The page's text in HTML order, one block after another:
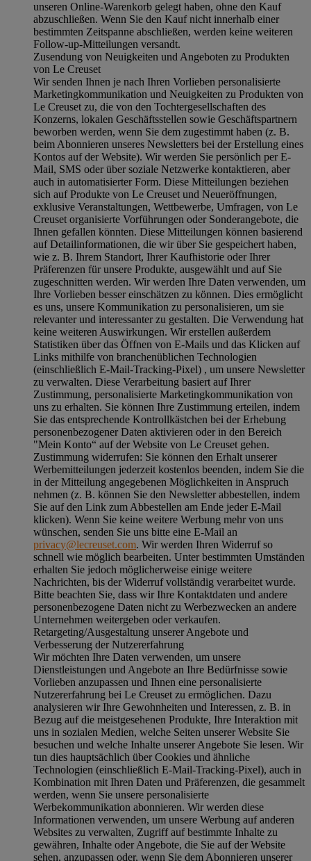
unseren Online-Warenkorb gelegt haben, ohne den Kauf
abzuschließen. Wenn Sie den Kauf nicht innerhalb einer
bestimmten Zeitspanne abschließen, werden keine weiteren
Follow-up-Mitteilungen versandt.
Zusendung von Neuigkeiten und Angeboten zu Produkten
von Le Creuset
Wir senden Ihnen je nach Ihren Vorlieben personalisierte
Marketingkommunikation und Neuigkeiten zu Produkten von
Le Creuset zu, die von den Tochtergesellschaften des
Konzerns, lokalen Geschäftsstellen sowie Geschäftspartnern
beworben werden, wenn Sie dem zugestimmt haben (z. B.
beim Abonnieren unseres Newsletters bei der Erstellung eines
Kontos auf der Website). Wir werden Sie persönlich per E-
Mail, SMS oder über soziale Netzwerke kontaktieren, aber
auch in automatisierter Form. Diese Mitteilungen beziehen
sich auf Produkte von Le Creuset und Neueröffnungen,
exklusive Veranstaltungen, Wettbewerbe, Umfragen, von Le
Creuset organisierte Vorführungen oder Sonderangebote, die
Ihnen gefallen könnten. Diese Mitteilungen können basierend
auf Detailinformationen, die wir über Sie gespeichert haben,
wie z. B. Ihrem Standort, Ihrer Kaufhistorie oder Ihrer
Präferenzen für unsere Produkte, ausgewählt und auf Sie
zugeschnitten werden. Wir werden Ihre Daten verwenden, um
Ihre Vorlieben besser einschätzen zu können. Dies ermöglicht
es uns, unsere Kommunikation zu personalisieren, um sie
relevanter und interessanter zu gestalten. Die Verwendung hat
keine weiteren Auswirkungen. Wir erstellen außerdem
Statistiken über das Öffnen von E-Mails und das Klicken auf
Links mithilfe von branchenüblichen Technologien
(einschließlich E-Mail-Tracking-Pixel) , um unsere Newsletter
zu verwalten. Diese Verarbeitung basiert auf Ihrer
Zustimmung, personalisierte Marketingkommunikation von
uns zu erhalten. Sie können Ihre Zustimmung erteilen, indem
Sie das entsprechende Kontrollkästchen bei der Erhebung
personenbezogener Daten aktivieren oder in den Bereich
"Mein Konto“ auf der Website von Le Creuset gehen.
Zustimmung widerrufen: Sie können den Erhalt unserer
Werbemitteilungen jederzeit kostenlos beenden, indem Sie die
in der Mitteilung angegebenen Möglichkeiten in Anspruch
nehmen (z. B. können Sie den Newsletter abbestellen, indem
Sie auf den Link zum Abbestellen am Ende jeder E-Mail
klicken). Wenn Sie keine weitere Werbung mehr von uns
wünschen, senden Sie uns bitte eine E-Mail an
privacy@lecreuset.com. Wir werden Ihren Widerruf so
schnell wie möglich bearbeiten. Unter bestimmten Umständen
erhalten Sie jedoch möglicherweise einige weitere
Nachrichten, bis der Widerruf vollständig verarbeitet wurde.
Bitte beachten Sie, dass wir Ihre Kontaktdaten und andere
personenbezogene Daten nicht zu Werbezwecken an andere
Unternehmen weitergeben oder verkaufen.
Retargeting/Ausgestaltung unserer Angebote und
Verbesserung der Nutzererfahrung
Wir möchten Ihre Daten verwenden, um unsere
Dienstleistungen und Angebote an Ihre Bedürfnisse sowie
Vorlieben anzupassen und Ihnen eine personalisierte
Nutzererfahrung bei Le Creuset zu ermöglichen. Dazu
analysieren wir Ihre Gewohnheiten und Interessen, z. B. in
Bezug auf die meistgesehenen Produkte, Ihre Interaktion mit
uns in sozialen Medien, welche Seiten unserer Website Sie
besuchen und welche Inhalte unserer Angebote Sie lesen. Wir
tun dies hauptsächlich über Cookies und ähnliche
Technologien (einschließlich E-Mail-Tracking-Pixel), auch in
Kombination mit Ihren Daten und Präferenzen, die gesammelt
werden, wenn Sie unsere personalisierte
Werbekommunikation abonnieren. Wir werden diese
Informationen verwenden, um unsere Werbung auf anderen
Websites zu verwalten, Zugriff auf bestimmte Inhalte zu
gewähren, Inhalte oder Angebote, die Sie auf der Website
sehen, anzupassen oder, wenn Sie dem Abonnieren unserer